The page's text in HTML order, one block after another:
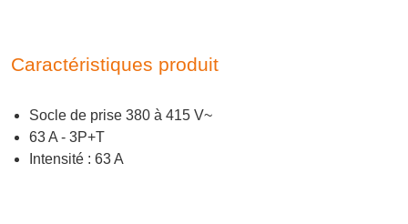
Caractéristiques produit
Socle de prise 380 à 415 V~
63 A - 3P+T
Intensité : 63 A